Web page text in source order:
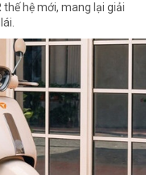
thế hệ mới, mang lại giải